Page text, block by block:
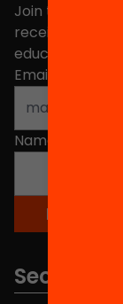
Join the more
receive news
educational
Email address
Name
Sections